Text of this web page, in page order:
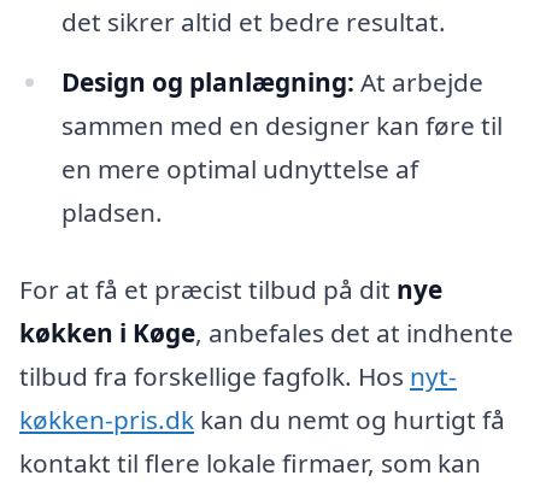
det sikrer altid et bedre resultat.
Design og planlægning: At arbejde
sammen med en designer kan føre til
en mere optimal udnyttelse af
pladsen.
For at få et præcist tilbud på dit nye
køkken i Køge, anbefales det at indhente
tilbud fra forskellige fagfolk. Hos nyt-
køkken-pris.dk kan du nemt og hurtigt få
kontakt til flere lokale firmaer, som kan